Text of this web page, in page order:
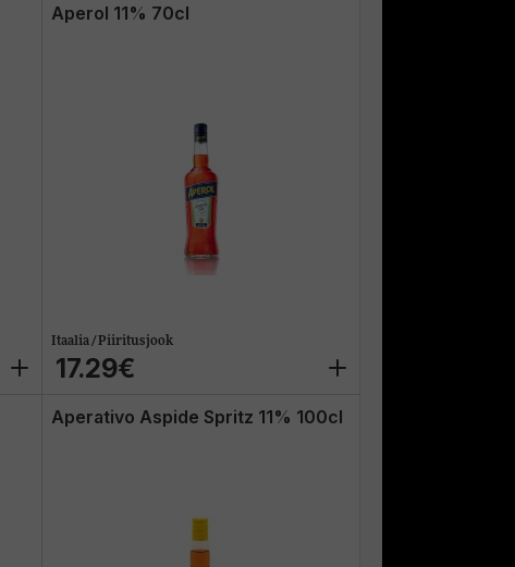
Aperol 11% 70cl
Itaalia / Piiritusjook
17.29€
Aperativo Aspide Spritz 11% 100cl